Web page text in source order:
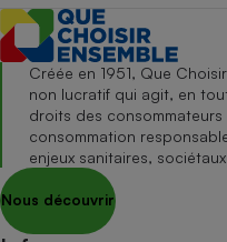
Créée en 1951, Que
non lucratif qui agit, en
droits des
consommation
enjeux sanitaires,
Nous découvrir